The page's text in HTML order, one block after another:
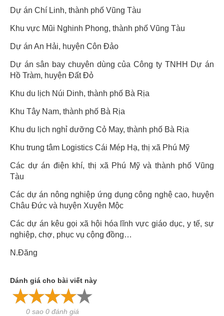
Dự án Chí Linh, thành phố Vũng Tàu
Khu vực Mũi Nghinh Phong, thành phố Vũng Tàu
Dự án An Hải, huyện Côn Đảo
Dự án sân bay chuyên dùng của Công ty TNHH Dự án
Hồ Tràm, huyện Đất Đỏ
Khu du lịch Núi Dinh, thành phố Bà Rịa
Khu Tây Nam, thành phố Bà Rịa
Khu du lịch nghỉ dưỡng Cỏ May, thành phố Bà Rịa
Khu trung tâm Logistics Cái Mép Hạ, thị xã Phú Mỹ
Các dự án điện khí, thị xã Phú Mỹ và thành phố Vũng
Tàu
Các dự án nông nghiệp ứng dụng công nghệ cao, huyện
Châu Đức và huyện Xuyên Mộc
Các dự án kêu gọi xã hội hóa lĩnh vực giáo dục, y tế, sự
nghiệp, chợ, phục vụ cộng đồng…
N.Đăng
Dánh giá cho bài viết này
0 sao 0 đánh giá